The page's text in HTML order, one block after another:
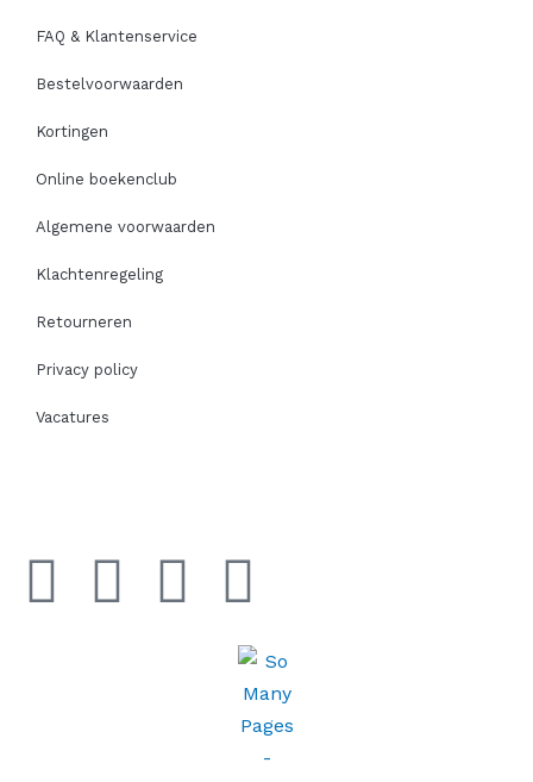
FAQ & Klantenservice
Bestelvoorwaarden
Kortingen
Online boekenclub
Algemene voorwaarden
Klachtenregeling
Retourneren
Privacy policy
Vacatures
I
F
T
P
i
n